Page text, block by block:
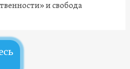
и свобода